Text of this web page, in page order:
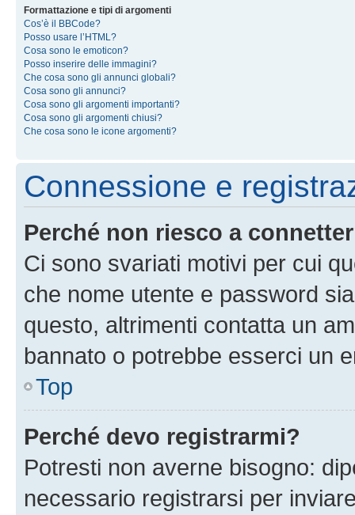
Formattazione e tipi di argomenti
Cos’è il BBCode?
Posso usare l’HTML?
Cosa sono le emoticon?
Posso inserire delle immagini?
Che cosa sono gli annunci globali?
Cosa sono gli annunci?
Cosa sono gli argomenti importanti?
Cosa sono gli argomenti chiusi?
Che cosa sono le icone argomenti?
Connessione e
Perché non riesco a
Ci sono svariati motivi per cui
che nome utente e password
questo, altrimenti contatta un
bannato o potrebbe esserci un
Top
Perché devo registrarmi?
Potresti non averne bisogno:
necessario registrarsi per